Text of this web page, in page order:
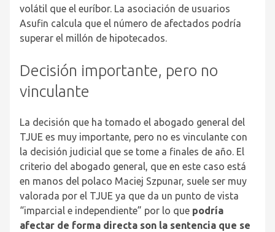
volátil que el euríbor. La asociación de usuarios
Asufin calcula que el número de afectados podría
superar el millón de hipotecados.
Decisión importante, pero no
vinculante
La decisión que ha tomado el abogado general del
TJUE es muy importante, pero no es vinculante con
la decisión judicial que se tome a finales de año. El
criterio del abogado general, que en este caso está
en manos del polaco Maciej Szpunar, suele ser muy
valorada por el TJUE ya que da un punto de vista
“imparcial e independiente” por lo que podría
afectar de forma directa son la sentencia que se